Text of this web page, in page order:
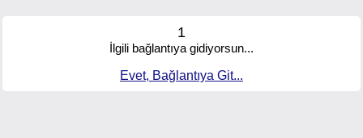
1
İlgili bağlantıya gidiyorsun...
Evet, Bağlantıya Git...